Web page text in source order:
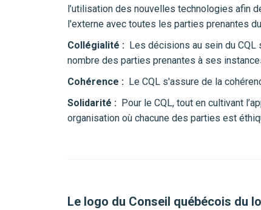
l’utilisation des nouvelles technologies afin
l'externe avec toutes les parties prenantes
Collégialité : Les décisions au sein du
nombre des parties prenantes à ses
Cohérence : Le CQL s'assure de la
Solidarité : Pour le CQL, tout en cultivant
organisation où chacune des parties est
Le logo du Conseil québécois du